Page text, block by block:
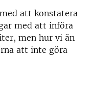
att konstatera
med att införa
men hur vi än
att inte göra